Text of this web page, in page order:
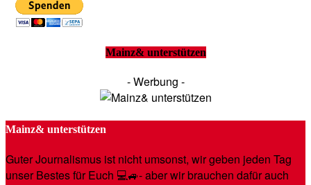
Mainz& unterstützen
- Werbung -
Mainz& unterstützen
Guter Journalismus ist nicht umsonst, wir geben jeden Tag
unser Bestes für Euch 💻🚙- aber wir brauchen dafür auch